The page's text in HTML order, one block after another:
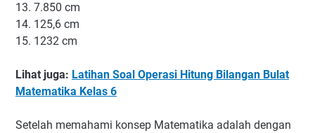
13. 7.850 cm
14. 125,6 cm
15. 1232 cm
Lihat juga: Latihan Soal Operasi Hitung Bilangan Bulat
Matematika Kelas 6
Setelah memahami konsep Matematika adalah dengan